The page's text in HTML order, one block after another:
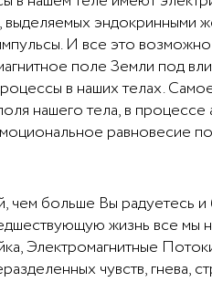
эндокринными
И все это
поле Земли под
в наших телах.
нашего тела, в
равновесие
больше Вы радуетесь и
жизнь все мы
Электромагнитные
чувств, гнева,